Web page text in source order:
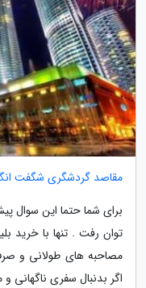
مقاصد گردشگری شگفت
برای شما حتما این سوال
توان رفت . تنها با خرید
مصاحبه های طولانی و
اگر بدنبال سفری ناگهانی و